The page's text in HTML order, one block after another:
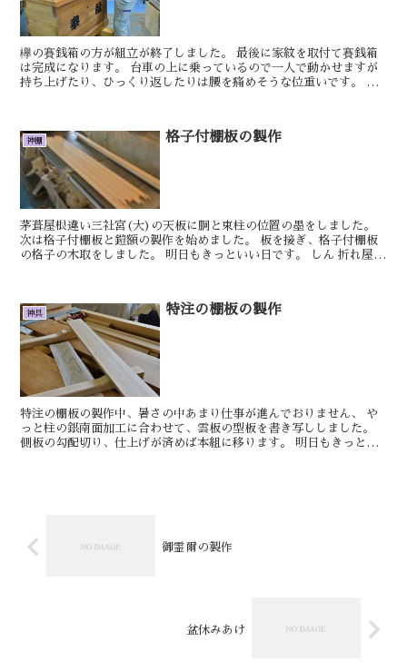
欅の賽銭箱の方が組立が終了しました。 最後に家紋を取付て賽銭箱
は完成になります。 台車の上に乗っているので一人で動かせますが
持ち上げたり、ひっくり返したりは腰を痛めそうな位重いです。 多
神棚 格子付棚板の製作
茅葺屋根違い三社宮(大)の天板に胴と束柱の位置の墨をしました。
次は格子付棚板と鎧額の製作を始めました。 板を接ぎ、格子付棚板
の格子の木取をしました。 明日もきっといい日です。 しん 折れ屋根
神具 特注の棚板の製作
特注の棚板の製作中、暑さの中あまり仕事が進んでおりません、 や
っと柱の銀南面加工に合わせて、雲板の型板を書き写ししました。
側板の勾配切り、仕上げが済めば本組に移ります。 明日もきっとい
御霊爾の製作
盆休みあけ